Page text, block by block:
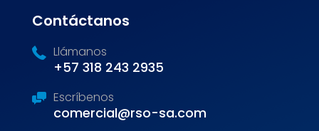
Contáctanos
Llámanos
+57 318 243 2935
Escríbenos
comercial@rso-sa.com